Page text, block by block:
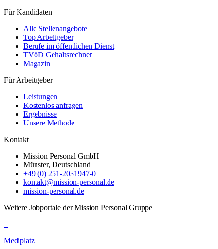
Für Kandidaten
Alle Stellenangebote
Top Arbeitgeber
Berufe im öffentlichen Dienst
TVöD Gehaltsrechner
Magazin
Für Arbeitgeber
Leistungen
Kostenlos anfragen
Ergebnisse
Unsere Methode
Kontakt
Mission Personal GmbH
Münster, Deutschland
+49 (0) 251-2031947-0
kontakt@mission-personal.de
mission-personal.de
Weitere Jobportale der Mission Personal Gruppe
+
Mediplatz